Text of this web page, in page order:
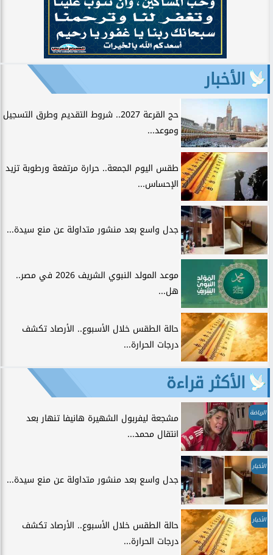
الأخبار
حج القرعة 2027.. شروط التقديم وطرق التسجيل
وموعد...
طقس اليوم الجمعة.. حرارة مرتفعة ورطوبة تزيد
الإحساس...
جدل واسع بعد منشور متداولة عن منع سيدة...
موعد المولد النبوي الشريف 2026 في مصر..
هل...
حالة الطقس خلال الأسبوع.. الأرصاد تكشف
درجات الحرارة...
الأكثر قراءة
الرياضة
مشجعة ليفربول الشهيرة هانيفا تنهار بعد
انتقال محمد...
الأخبار
جدل واسع بعد منشور متداولة عن منع سيدة...
الأخبار
حالة الطقس خلال الأسبوع.. الأرصاد تكشف
درجات الحرارة...